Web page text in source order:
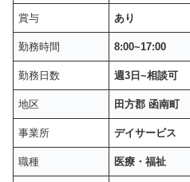
賞与 あり
勤務時間 8:00~17:00
勤務日数 週3日~相談可
地区 田方郡 函南町
事業所 デイサービス
職種 医療・福祉